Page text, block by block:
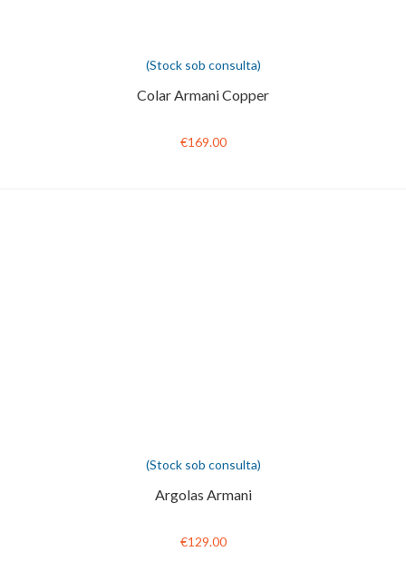
(Stock sob consulta)
Colar Armani Copper
€169.00
(Stock sob consulta)
Argolas Armani
€129.00